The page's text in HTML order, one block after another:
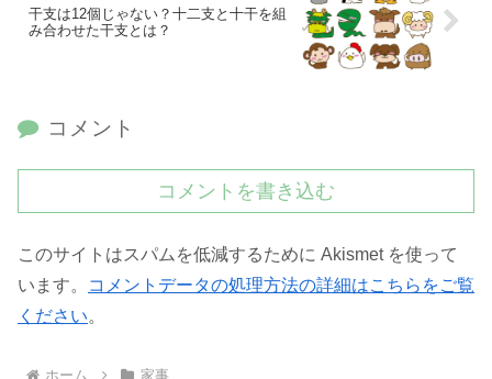
干支は12個じゃない？十二支と十干を組
み合わせた干支とは？
コメント
コメントを書き込む
このサイトはスパムを低減するために Akismet を使って
います。
コメントデータの処理方法の詳細はこちらをご覧
ください。
ホーム 家事